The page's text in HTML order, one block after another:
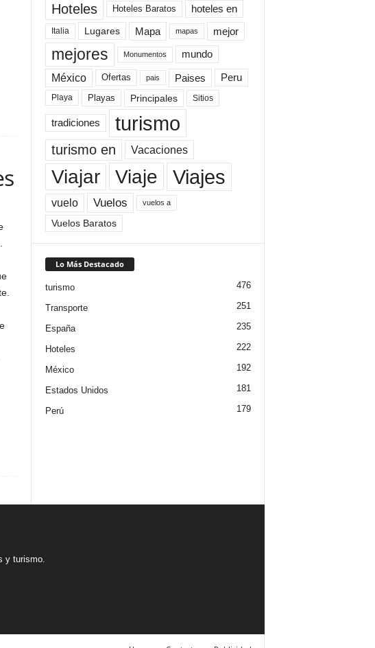
Hoteles Hoteles Baratos hoteles en
Italia Lugares Mapa mapas mejor
mejores Monumentos mundo
México Ofertas pais Paises Peru
Playa Playas Principales Sitios
tradiciones turismo
turismo en Vacaciones
Viajar Viaje Viajes
vuelo Vuelos vuelos a
Vuelos Baratos
Lo Más Destacado
turismo 476
Transporte 251
España 235
Hoteles 222
México 192
Estados Unidos 181
Perú 179
y turismo.